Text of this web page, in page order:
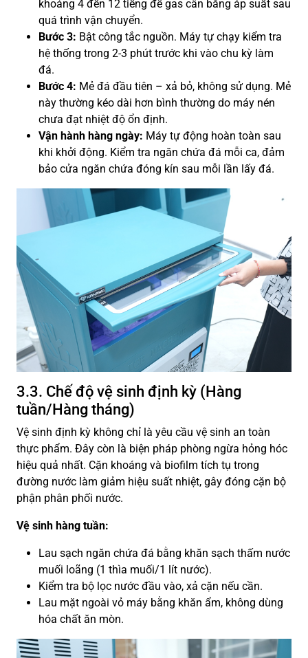
khoảng 4 đến 12 tiếng để gas cân bằng áp suất sau
quá trình vận chuyển.
Bước 3: Bật công tắc nguồn. Máy tự chạy kiểm tra
hệ thống trong 2-3 phút trước khi vào chu kỳ làm
đá.
Bước 4: Mẻ đá đầu tiên – xả bỏ, không sử dụng. Mẻ
này thường kéo dài hơn bình thường do máy nén
chưa đạt nhiệt độ ổn định.
Vận hành hàng ngày: Máy tự động hoàn toàn sau
khi khởi động. Kiểm tra ngăn chứa đá mỗi ca, đảm
bảo cửa ngăn chứa đóng kín sau mỗi lần lấy đá.
3.3. Chế độ vệ sinh định kỳ (Hàng
tuần/Hàng tháng)
Vệ sinh định kỳ không chỉ là yêu cầu vệ sinh an toàn
thực phẩm. Đây còn là biện pháp phòng ngừa hỏng hóc
hiệu quả nhất. Cặn khoáng và biofilm tích tụ trong
đường nước làm giảm hiệu suất nhiệt, gây đóng cặn bộ
phận phân phối nước.
Vệ sinh hàng tuần:
Lau sạch ngăn chứa đá bằng khăn sạch thấm nước
muối loãng (1 thìa muối/1 lít nước).
Kiểm tra bộ lọc nước đầu vào, xả cặn nếu cần.
Lau mặt ngoài vỏ máy bằng khăn ẩm, không dùng
hóa chất ăn mòn.